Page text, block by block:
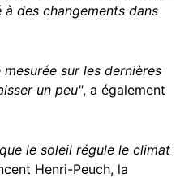
des changements dans
sur les dernières
un peu", a également
le soleil régule le climat
Henri-Peuch, la